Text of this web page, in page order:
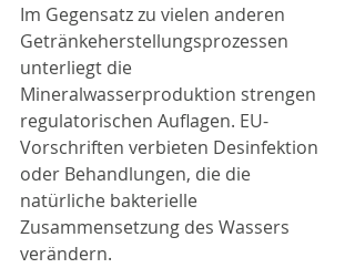
Im Gegensatz zu vielen anderen
Getränkeherstellungsprozessen
unterliegt die
Mineralwasserproduktion strengen
regulatorischen Auflagen. EU-
Vorschriften verbieten Desinfektion
oder Behandlungen, die die
natürliche bakterielle
Zusammensetzung des Wassers
verändern.